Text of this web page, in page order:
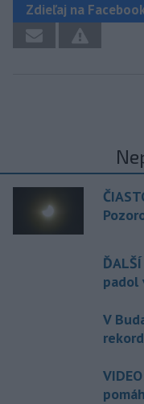
Zdieľaj na
padol
V